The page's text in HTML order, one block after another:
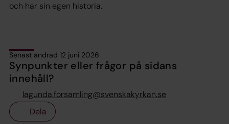
och har sin egen historia.
Senast ändrad 12 juni 2026
Synpunkter eller frågor på sidans
innehåll?
lagunda.forsamling@svenskakyrkan.se
Dela